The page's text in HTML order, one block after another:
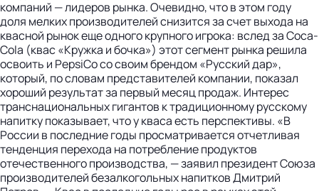
компаний — лидеров рынка. Очевидно, что в этом году
доля мелких производителей снизится за счет выхода на
квасной рынок еще одного крупного игрока: вслед за Coca-
Cola (квас «Кружка и бочка») этот сегмент рынка решила
освоить и PepsiCo со своим брендом «Русский дар»,
который, по словам представителей компании, показал
хороший результат за первый месяц продаж. Интерес
транснациональных гигантов к традиционному русскому
напитку показывает, что у кваса есть перспективы. «В
России в последние годы просматривается отчетливая
тенденция перехода на потребление продуктов
отечественного производства, — заявил президент Союза
производителей безалкогольных напитков Дмитрий